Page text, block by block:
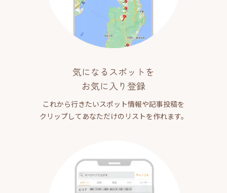
気になるスポットを
お気に入り登録
これから行きたいスポット情報や記事投稿を
クリップしてあなただけのリストを作れます。